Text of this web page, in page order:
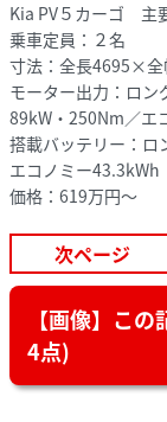
Kia PV５カーゴ 主
乗車定員：２名
寸法：全長4695×
モーター出力：ロン
89kW・250Nm／エ
搭載バッテリー：
エコノミー43.3kWh
価格：619万円～
次ページ
【画像】こ
4点)